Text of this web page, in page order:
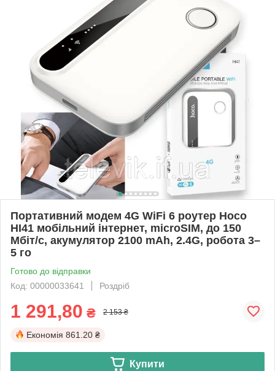
Портативний модем 4G WiFi 6 роутер Hoco
HI41 мобільний інтернет, microSIM, до 150
Мбіт/с, акумулятор 2100 mAh, 2.4G, робота 3–
5 го
Готово до відправки
Код: 00000033641
Роздріб
1 291,80 ₴ 2 153 ₴
Економія 861.20 ₴
Купити